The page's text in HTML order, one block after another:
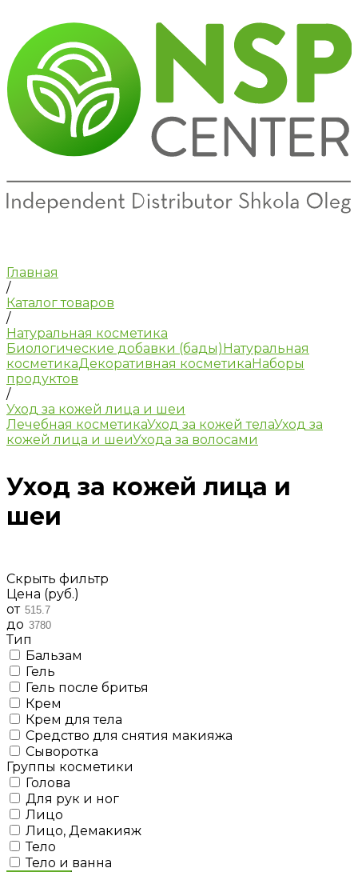
Главная
/
Каталог товаров
/
Натуральная косметика
Биологические добавки (бады) Натуральная
косметикаДекоративная косметика Наборы
продуктов
/
Уход за кожей лица и шеи
Лечебная косметикаУход за кожей телаУход за
кожей лица и шеиУхода за волосами
Уход за кожей лица и
шеи
Скрыть фильтр
Цена (руб.)
от
до
Тип
Бальзам
Гель
Гель после бритья
Крем
Крем для тела
Средство для снятия макияжа
Сыворотка
Группы косметики
Голова
Для рук и ног
Лицо
Лицо, Демакияж
Тело
Тело и ванна